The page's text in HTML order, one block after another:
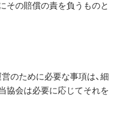
その賠償の責を負うものと
のために必要な事項は、細
協会は必要に応じてそれを